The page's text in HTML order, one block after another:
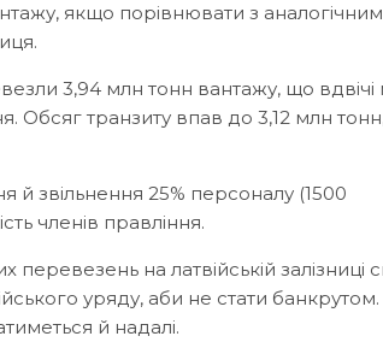
якщо порівнювати з аналогічним
3,94 млн тонн вантажу, що
Обсяг транзиту впав до 3,12 млн
й звільнення 25% персоналу (1500
членів правління.
перевезень на латвійській залізниці
уряду, аби не стати
й надалі.